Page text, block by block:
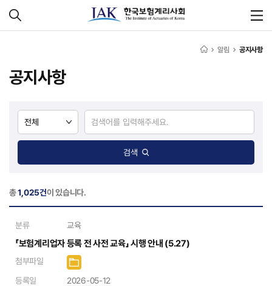
알림 공지사항
공지사항
검색
총1,025건이 있습니다.
분류 교육
「보험계리업자 등록 전 사전 교육」 시행 안내 (5.27)
첨부파일
등록일
2026-05-12